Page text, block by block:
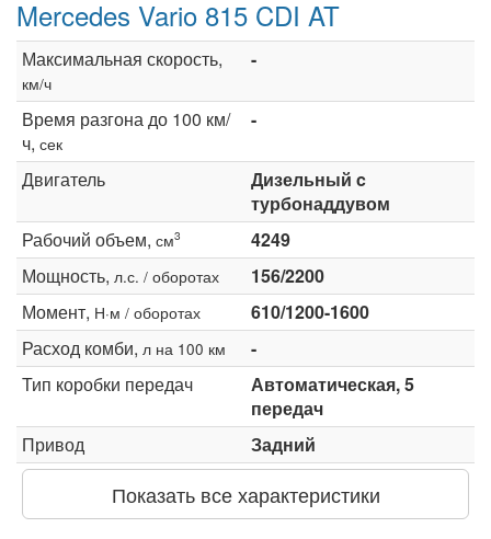
Mercedes Vario 815 CDI AT
Максимальная скорость,
км/ч
-
Время разгона до 100 км/
ч, сек
-
Двигатель
Дизельный c
турбонаддувом
Рабочий объем, см3
4249
Мощность, л.с. / оборотах
156/2200
Момент, Н·м / оборотах
610/1200-1600
Расход комби, л на 100 км
-
Тип коробки передач
Автоматическая, 5
передач
Привод
Задний
Показать все характеристики